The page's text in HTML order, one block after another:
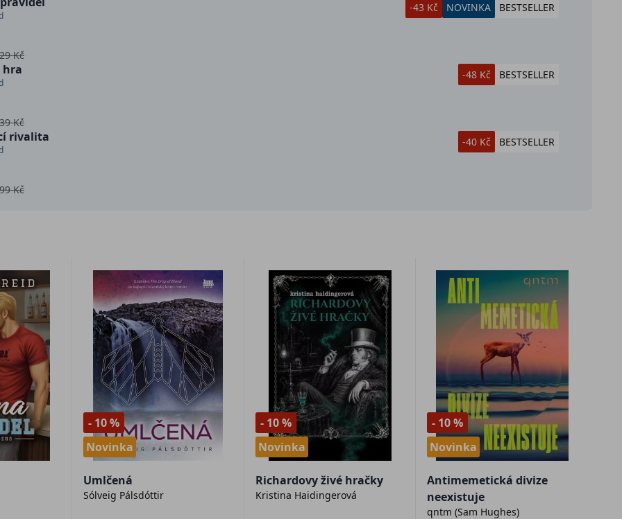
Kč
-43 Kč NOVINKA BESTSELLER
hra
Kč
-48 Kč BESTSELLER
rivalita
Kč
-40 Kč BESTSELLER
- 10 %
Novinka
Umlčená
Sólveig Pálsdóttir
- 10 %
Novinka
Richardovy živé hračky
Kristina Haidingerová
- 10 %
Novinka
Antimemetická divize
neexistuje
qntm (Sam Hughes)